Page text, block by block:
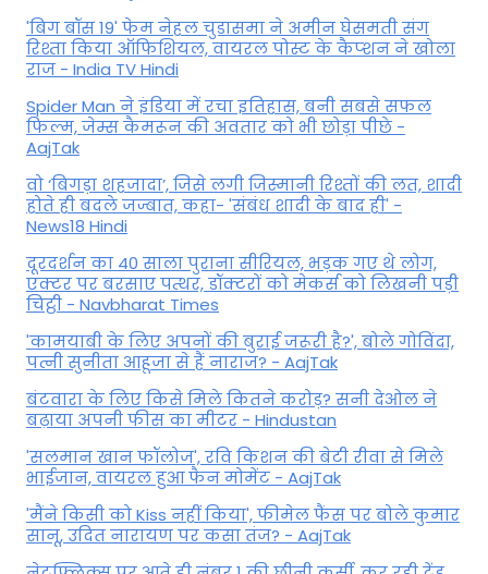
'बिग बॉस 19' फेम नेहल चुडासमा ने अमीन घेसमती संग
रिश्ता किया ऑफिशियल, वायरल पोस्ट के कैप्शन ने खोला
राज - India TV Hindi
Spider Man ने इंडिया में रचा इतिहास, बनी सबसे सफल
फिल्म, जेम्स कैमरून की अवतार को भी छोड़ा पीछे -
AajTak
वो ‘बिगड़ा शहजादा’, जिसे लगी जिस्मानी रिश्तों की लत, शादी
होते ही बदले जज्बात, कहा- 'संबंध शादी के बाद ही' -
News18 Hindi
दूरदर्शन का 40 साला पुराना सीरियल, भड़क गए थे लोग,
एक्टर पर बरसाए पत्थर, डॉक्टरों को मेकर्स को लिखनी पड़ी
चिट्ठी - Navbharat Times
'कामयाबी के लिए अपनों की बुराई जरूरी है?', बोले गोविंदा,
पत्नी सुनीता आहूजा से हैं नाराज? - AajTak
बंटवारा के लिए किसे मिले कितने करोड़? सनी देओल ने
बढ़ाया अपनी फीस का मीटर - Hindustan
'सलमान खान फॉलोज', रवि किशन की बेटी रीवा से मिले
भाईजान, वायरल हुआ फैन मोमेंट - AajTak
'मैंने किसी को Kiss नहीं किया', फीमेल फैंस पर बोले कुमार
सानू, उदित नारायण पर कसा तंज? - AajTak